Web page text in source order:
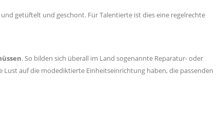
getüftelt und geschont. Für Talentierte ist dies eine regelrechte
. So bilden sich überall im Land sogenannte Reparatur- oder
auf die modediktierte Einheitseinrichtung haben, die passenden